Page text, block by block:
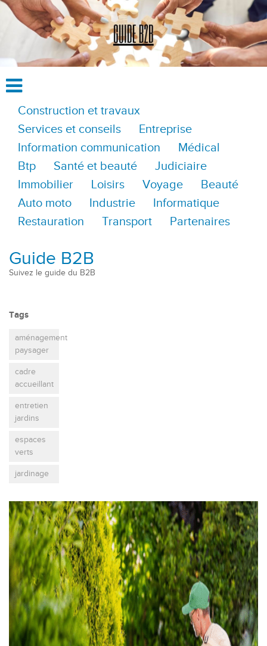
Construction et travaux
Services et conseils
Entreprise
Information communication
Médical
Btp
Santé et beauté
Judiciaire
Immobilier
Loisirs Voyage
Beauté
Auto moto
Industrie
Informatique
Restauration
Transport Partenaires
Guide B2B
Suivez le guide du B2B
Tags
aménagement
paysager
cadre
accueillant
entretien
jardins
espaces
verts
jardinage